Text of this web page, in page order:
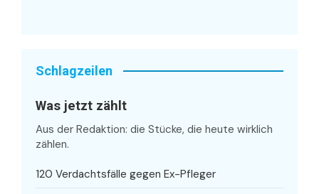
Schlagzeilen
Was jetzt zählt
Aus der Redaktion: die Stücke, die heute wirklich
zählen.
120 Verdachtsfälle gegen Ex-Pfleger